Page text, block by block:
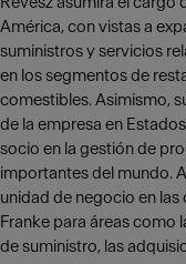
América, con vistas a
suministros y servicios
en los segmentos de
comestibles. Asimismo,
de la empresa en
socio en la gestión de
importantes del mundo.
unidad de negocio en
Franke para áreas como
de suministro, las